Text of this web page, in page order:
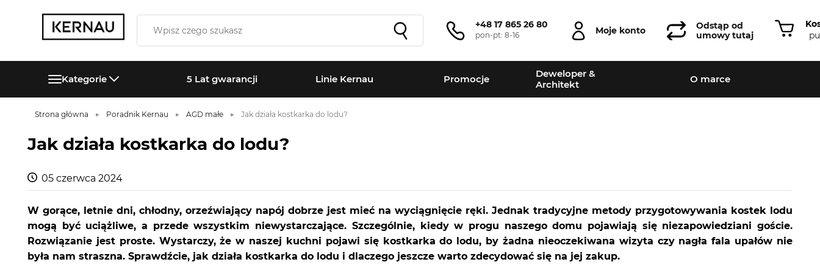
+48 17 865 26 80
pon-pt: 8-16 Moje konto
Odstąp od
umowy tutaj
Kategorie 5 Lat gwarancji Linie Kernau Promocje
Deweloper &
Architekt
O marce
Strona główna Poradnik Kernau AGD małe Jak działa kostkarka do lodu?
Jak działa kostkarka do lodu?
05 czerwca 2024
W gorące, letnie dni, chłodny, orzeźwiający napój dobrze jest mieć na wyciągnięcie ręki. Jednak tradycyjne metody przygotowywania kostek lodu
mogą być uciążliwe, a przede wszystkim niewystarczające. Szczególnie, kiedy w progu naszego domu pojawiają się niezapowiedziani goście.
Rozwiązanie jest proste. Wystarczy, że w naszej kuchni pojawi się kostkarka do lodu, by żadna nieoczekiwana wizyta czy nagła fala upałów nie
była nam straszna. Sprawdźcie, jak działa kostkarka do lodu i dlaczego jeszcze warto zdecydować się na jej zakup.